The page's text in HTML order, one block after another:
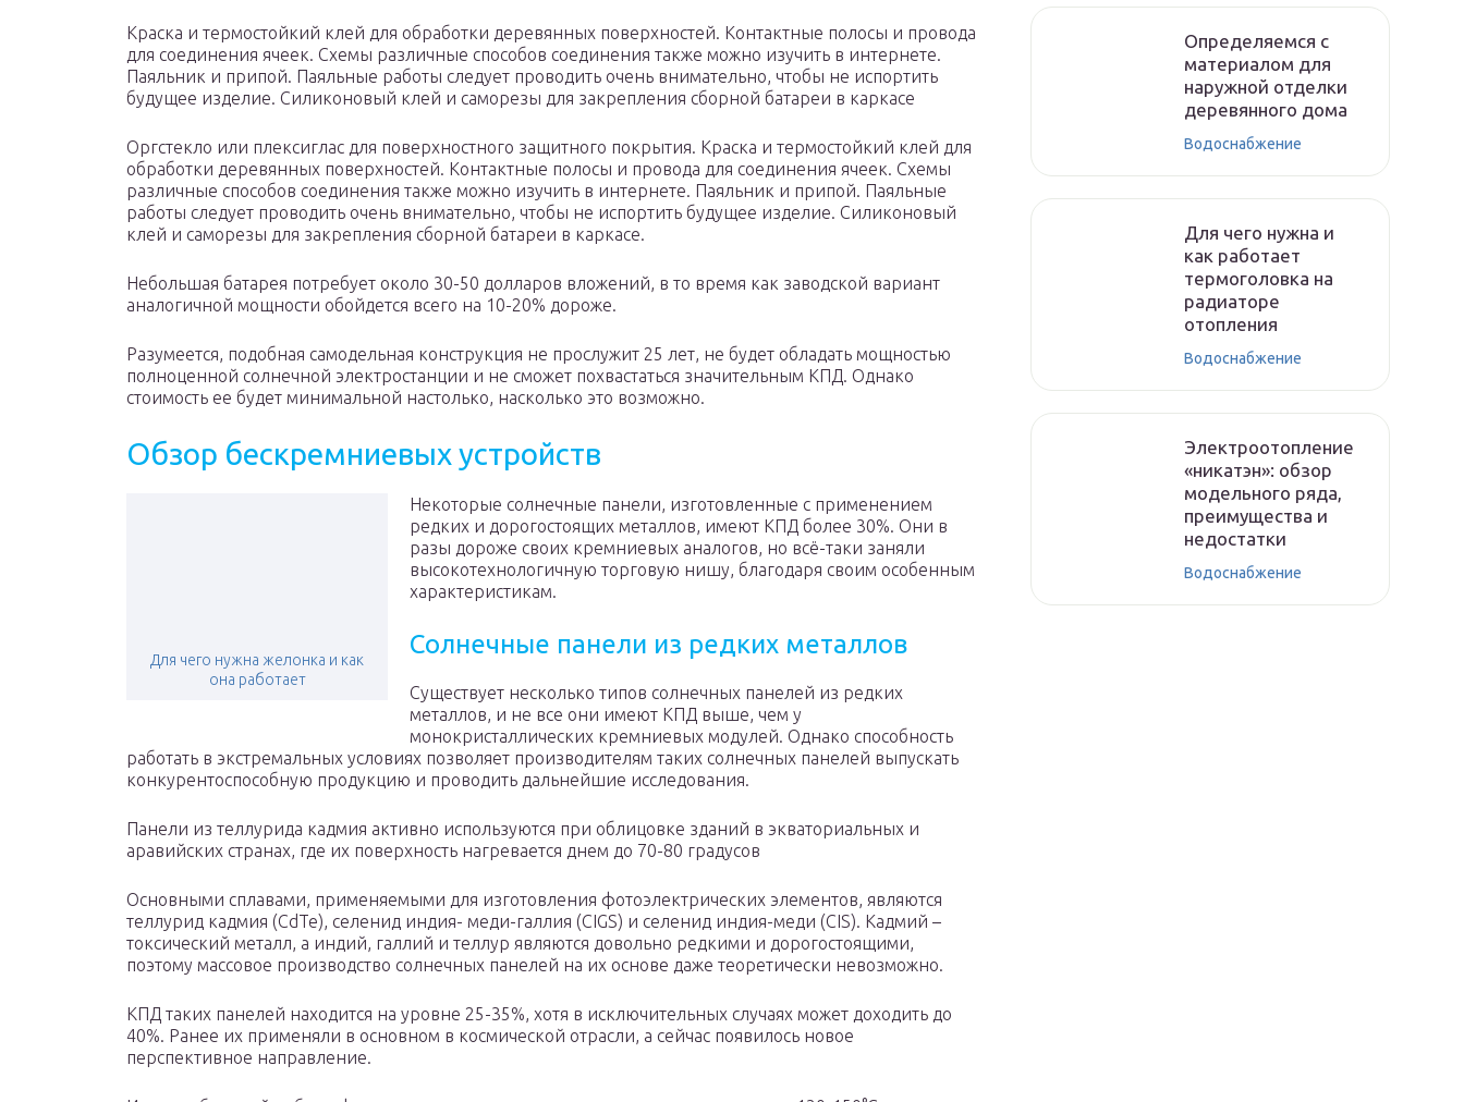
Краска и термостойкий клей для обработки деревянных поверхностей. Контактные полосы и провода
для соединения ячеек. Схемы различные способов соединения также можно изучить в интернете.
Паяльник и припой. Паяльные работы следует проводить очень внимательно, чтобы не испортить
будущее изделие. Силиконовый клей и саморезы для закрепления сборной батареи в каркасе
Оргстекло или плексиглас для поверхностного защитного покрытия. Краска и термостойкий клей для
обработки деревянных поверхностей. Контактные полосы и провода для соединения ячеек. Схемы
различные способов соединения также можно изучить в интернете. Паяльник и припой. Паяльные
работы следует проводить очень внимательно, чтобы не испортить будущее изделие. Силиконовый
клей и саморезы для закрепления сборной батареи в каркасе.
Небольшая батарея потребует около 30-50 долларов вложений, в то время как заводской вариант
аналогичной мощности обойдется всего на 10-20% дороже.
Разумеется, подобная самодельная конструкция не прослужит 25 лет, не будет обладать мощностью
полноценной солнечной электростанции и не сможет похвастаться значительным КПД. Однако
стоимость ее будет минимальной настолько, насколько это возможно.
Обзор бескремниевых устройств
Для чего нужна желонка и как
она работает
Некоторые солнечные панели, изготовленные с применением
редких и дорогостоящих металлов, имеют КПД более 30%. Они в
разы дороже своих кремниевых аналогов, но всё-таки заняли
высокотехнологичную торговую нишу, благодаря своим особенным
характеристикам.
Солнечные панели из редких металлов
Существует несколько типов солнечных панелей из редких
металлов, и не все они имеют КПД выше, чем у
монокристаллических кремниевых модулей. Однако способность
работать в экстремальных условиях позволяет производителям таких солнечных панелей выпускать
конкурентоспособную продукцию и проводить дальнейшие исследования.
Панели из теллурида кадмия активно используются при облицовке зданий в экваториальных и
аравийских странах, где их поверхность нагревается днем до 70-80 градусов
Основными сплавами, применяемыми для изготовления фотоэлектрических элементов, являются
теллурид кадмия (CdTe), селенид индия- меди-галлия (CIGS) и селенид индия-меди (CIS). Кадмий –
токсический металл, а индий, галлий и теллур являются довольно редкими и дорогостоящими,
поэтому массовое производство солнечных панелей на их основе даже теоретически невозможно.
КПД таких панелей находится на уровне 25-35%, хотя в исключительных случаях может доходить до
40%. Ранее их применяли в основном в космической отрасли, а сейчас появилось новое
перспективное направление.
Определяемся с
материалом для
наружной отделки
деревянного дома
Водоснабжение
Для чего нужна и
как работает
термоголовка на
радиаторе
отопления
Водоснабжение
Электроотопление
«никатэн»: обзор
модельного ряда,
преимущества и
недостатки
Водоснабжение